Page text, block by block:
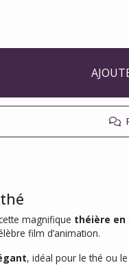
magnifique théière en
film d’animation.
, idéal pour le thé ou